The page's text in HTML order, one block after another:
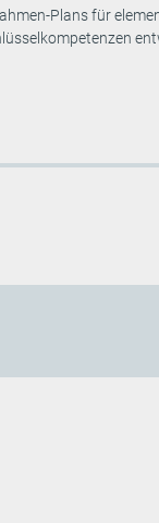
Plans für